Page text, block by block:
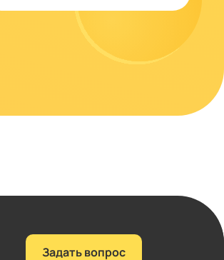
Задать вопрос